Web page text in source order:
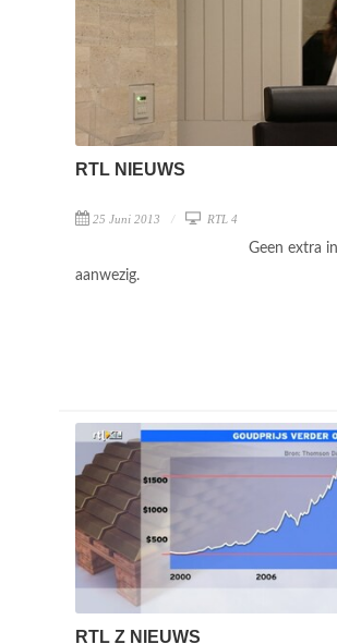
RTL NIEUWS
25 Juni 2013 RTL 4
Geen extra
aanwezig.
RTL Z NIEUWS